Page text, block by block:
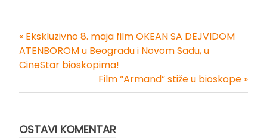
Kretanje
članka
« Ekskluzivno 8. maja film OKEAN SA DEJVIDOM
ATENBOROM u Beogradu i Novom Sadu, u
CineStar bioskopima!
Film “Armand“ stiže u bioskope »
OSTAVI KOMENTAR